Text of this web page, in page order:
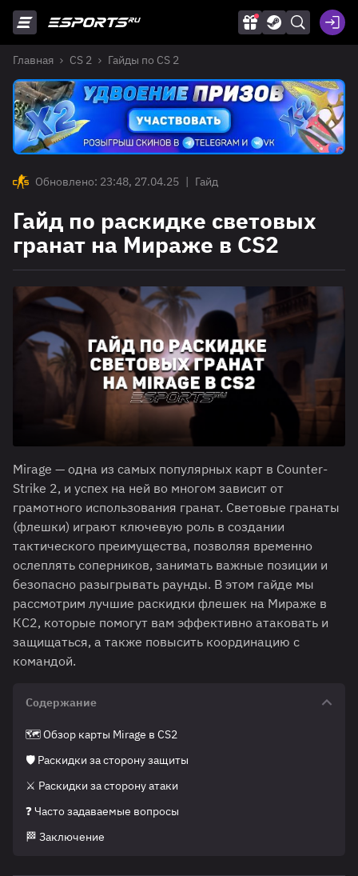
Главная CS 2 Гайды по CS 2
Обновлено: 23:48, 27.04.25 | Гайд
Гайд по раскидке световых
гранат на Мираже в CS2
Mirage — одна из самых популярных карт в Counter-
Strike 2, и успех на ней во многом зависит от
грамотного использования гранат. Световые гранаты
(флешки) играют ключевую роль в создании
тактического преимущества, позволяя временно
ослеплять соперников, занимать важные позиции и
безопасно разыгрывать раунды. В этом гайде мы
рассмотрим лучшие раскидки флешек на Мираже в
КС2, которые помогут вам эффективно атаковать и
защищаться, а также повысить координацию с
командой.
Содержание
🗺️ Обзор карты Mirage в CS2
🛡️ Раскидки за сторону защиты
⚔️ Раскидки за сторону атаки
❓ Часто задаваемые вопросы
🏁 Заключение